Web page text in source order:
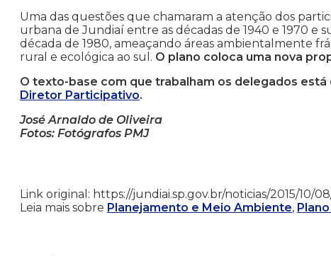
Uma das questões que chamaram a atenção dos
urbana de Jundiaí entre as décadas de 1940 e 1970
década de 1980, ameaçando áreas ambientalmente
rural e ecológica ao sul. O plano coloca uma nova
O texto-base com que trabalham os delegados
Diretor Participativo.
José Arnaldo de Oliveira
Fotos: Fotógrafos PMJ
Link original: https://jundiai.sp.gov.br/noticias/2015/
Leia mais sobre Planejamento e Meio Ambiente,